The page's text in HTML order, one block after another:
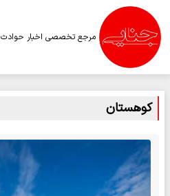
مرجع تخصصی اخبار حوادث
کوهستان